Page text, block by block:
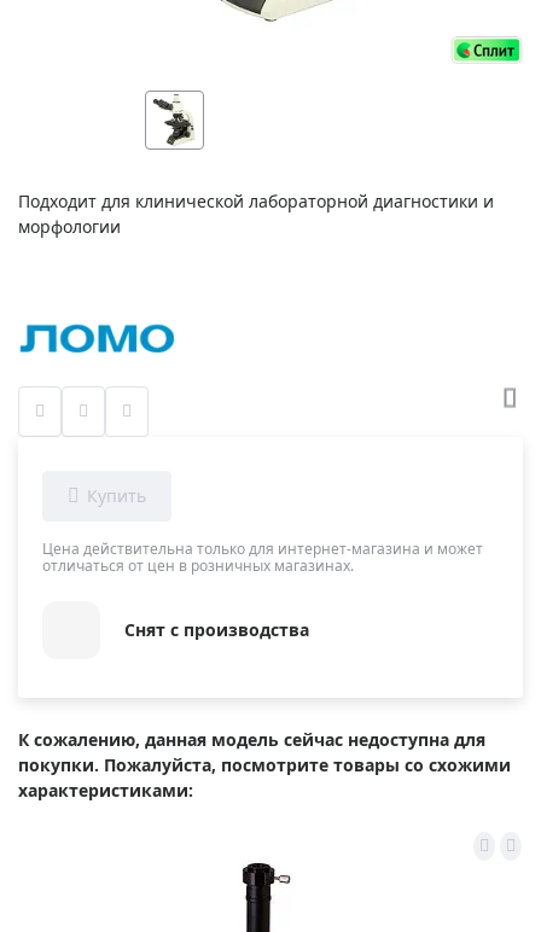
Подходит для клинической лабораторной диагностики и
морфологии
Цена действительна только для интернет-магазина и может
отличаться от цен в розничных магазинах.
Снят с производства
К сожалению, данная модель сейчас недоступна для
покупки. Пожалуйста, посмотрите товары со схожими
характеристиками: